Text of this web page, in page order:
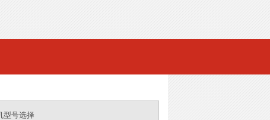
型号选择